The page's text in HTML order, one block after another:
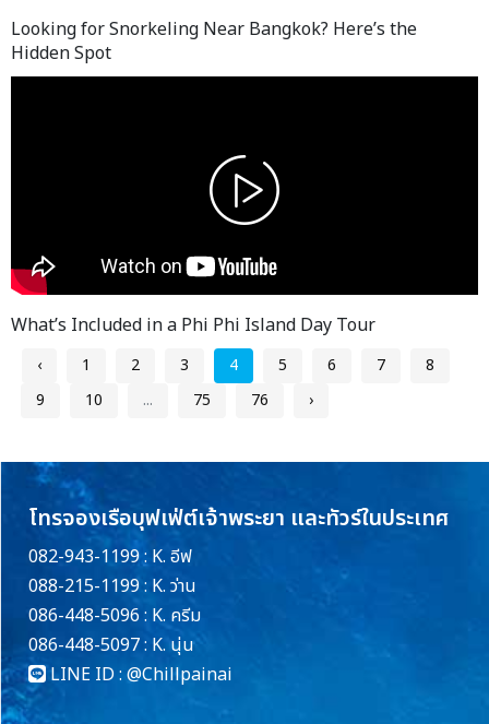
Looking for Snorkeling Near Bangkok? Here’s the
Hidden Spot
What’s Included in a Phi Phi Island Day Tour
‹ 1 2 3 4 5 6 7
8
9
10 ... 75 76 ›
โทรจองเรือบุฟเฟ่ต์เจ้าพระยา และทัวร์ในประเทศ
082-943-1199 : K. อีฟ
088-215-1199 : K. ว่าน
086-448-5096 : K. ครีม
086-448-5097 : K. นุ่น
LINE ID : @Chillpainai